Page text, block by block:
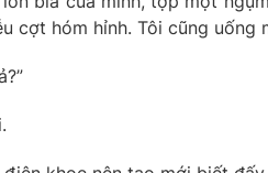
cợt hóm hỉnh. Tôi cũng uống